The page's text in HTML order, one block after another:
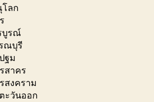
ลก
บูรณ์
ณบุรี
ฐม
สาคร
สงคราม
ะวันออก